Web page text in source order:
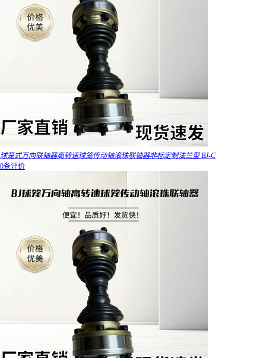
球笼式万向联轴器高转速球笼传动轴滚珠联轴器非标定制法兰型 BJ-C
0条评价